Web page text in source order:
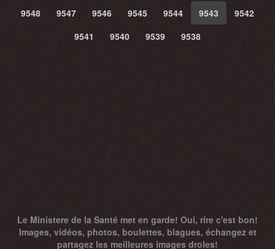
9548 9547 9546 9545 9544 9543
9542
9541
9540 9539 9538
Le Ministere de la Santé met en garde! Oui, rire c'est bon!
Images, vidéos, photos, boulettes, blagues, échangez et
partagez les meilleures images droles!